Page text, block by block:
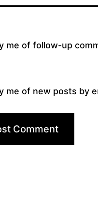
me of follow-up
me of new posts by